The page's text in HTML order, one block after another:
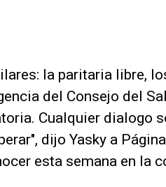
la paritaria libre,
del Consejo del
Cualquier dialogo
dijo Yasky a
esta semana en la